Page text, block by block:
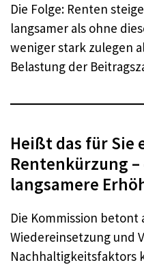
Die Folge: Renten
langsamer als ohne
weniger stark zulegen
Belastung der
Heißt das für Sie
Rentenkürzung
langsamere
Die Kommission betont
Wiedereinsetzung und
Nachhaltigkeitsfaktors